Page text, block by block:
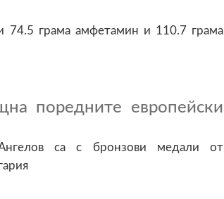
74.5 грама амфетамин и 110.7 грама
поредните европейски
са с бронзови медали от